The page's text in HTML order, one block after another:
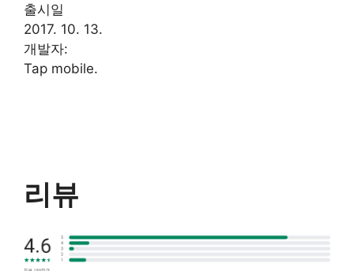
출시일
2017. 10. 13.
개발자:
Tap mobile.
리뷰